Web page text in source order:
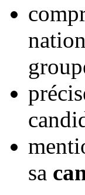
sa